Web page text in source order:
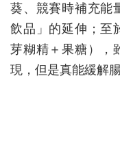
葵、競賽時補充能
飲品」的延伸；至
芽糊精＋果糖），
現，但是真能緩解